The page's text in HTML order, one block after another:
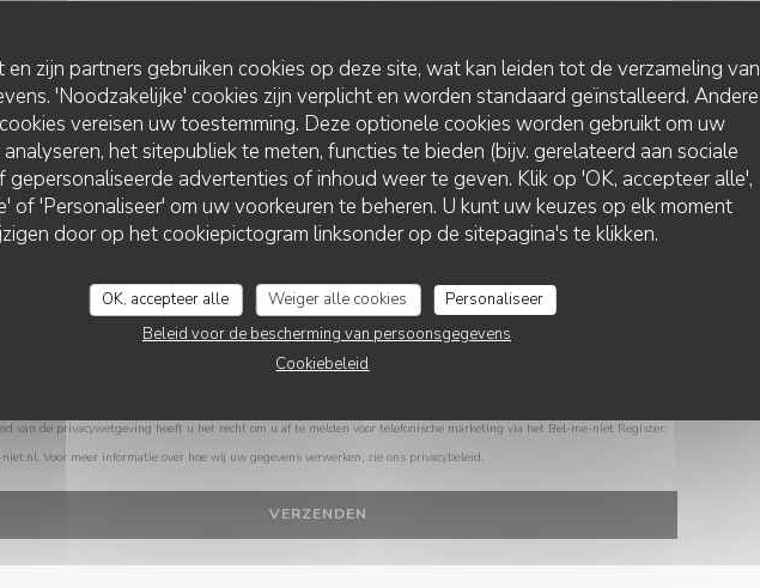
en zijn partners gebruiken cookies op deze site, wat kan leiden tot de verzameling van
'Noodzakelijke' cookies zijn verplicht en worden standaard geïnstalleerd. Andere
vereisen uw toestemming. Deze optionele cookies worden gebruikt om uw
het sitepubliek te meten, functies te bieden (bijv. gerelateerd aan sociale
gepersonaliseerde advertenties of inhoud weer te geven. Klik op 'OK, accepteer alle',
of 'Personaliseer' om uw voorkeuren te beheren. U kunt uw keuzes op elk moment
door op het cookiepictogram linksonder op de sitepagina's te klikken.
OK, accepteer alle Weiger alle cookies
Personaliseer
Beleid voor de bescherming van persoonsgegevens
Cookiebeleid
Vul het onderstaande formulier in!
van de privacywetgeving heeft u het recht om u af te melden voor telefonische marketing via het Bel-me-niet Register:
niet.nl. Voor meer informatie over hoe wij uw gegevens verwerken, zie ons privacybeleid.
LE PARIS MENTON